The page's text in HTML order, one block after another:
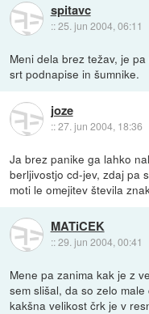
spitavc
::25. jun 2004, 06:11
Meni dela brez težav, je
srt podnapise in šumnike.
joze
::27. jun 2004, 18:36
Ja brez panike ga lahko
berljivostjo cd-jev, zdaj pa
moti le omejitev števila
MATiCEK
::29. jun 2004, 00:41
Mene pa zanima kak je z
sem slišal, da so zelo
kakšna velikost črk je v